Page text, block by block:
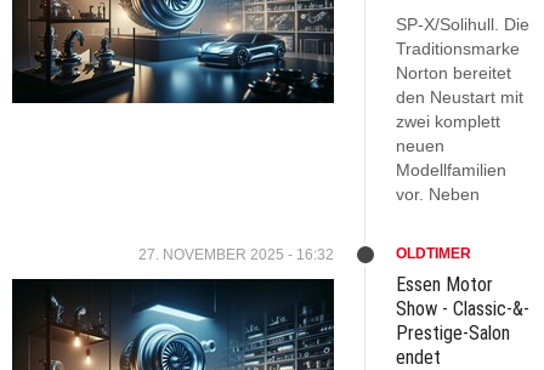
SP-X/Solihull. Die
Traditionsmarke
Norton bereitet
den Neustart mit
zwei komplett
neuen
Modellfamilien
vor. Neben
27. NOVEMBER 2025 - 16:32 OLDTIMER
Essen Motor
Show - Classic-&-
Prestige-Salon
endet